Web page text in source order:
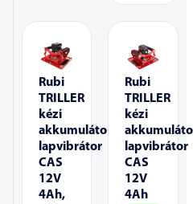
Rubi
TRILLER
kézi
akkumulátoros
lapvibrátor
CAS
12V
4Ah,
Rubi
TRILLER
kézi
lapvibrátor
CAS
12V
4Ah